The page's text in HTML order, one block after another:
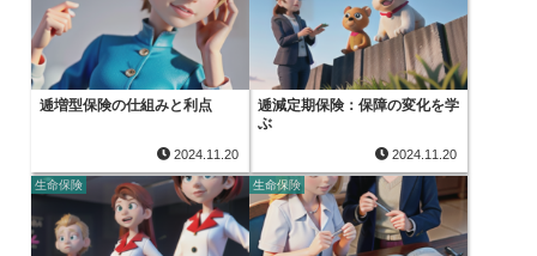
逓増型保険の仕組みと利点
2024.11.20
逓減定期保険：保障の変化を学
ぶ
2024.11.20
生命保険 生命保険